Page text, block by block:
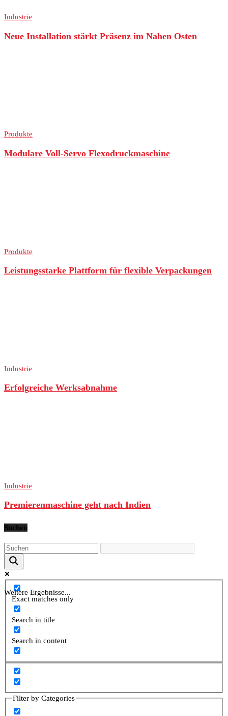
Industrie
Neue Installation stärkt Präsenz im Nahen Osten
Produkte
Modulare Voll-Servo Flexodruckmaschine
Produkte
Leistungsstarke Plattform für flexible Verpackungen
Industrie
Erfolgreiche Werksabnahme
Industrie
Premierenmaschine geht nach Indien
Suchen
Weitere Ergebnisse...
Exact matches only
Search in title
Search in content
Filter by Categories